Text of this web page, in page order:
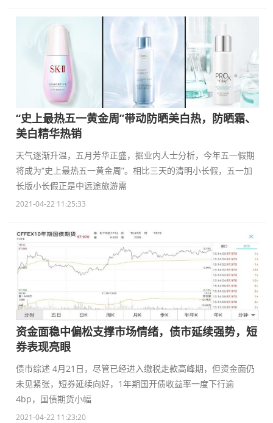
“史上最热五一黄金周”带动防晒美白热，防晒霜、
美白精华热销
天气逐渐升温，五月芳华正盛，据业内人士分析，今年五一假期
将成为“史上最热五一黄金周”。相比三天的清明小长假，五一加
长版小长假正是中远途旅游需
2021-04-22 11:25:33
资金面稳中偏松支撑市场情绪，债市延续强势，短
券表现亮眼
债市综述 4月21日，尽管已经进入缴税走款高峰期，但资金面仍
未见紧张，短券延续向好，1年期国开债收益率一度下行逾
4bp，国债期货小幅
2021-04-22 11:23:20